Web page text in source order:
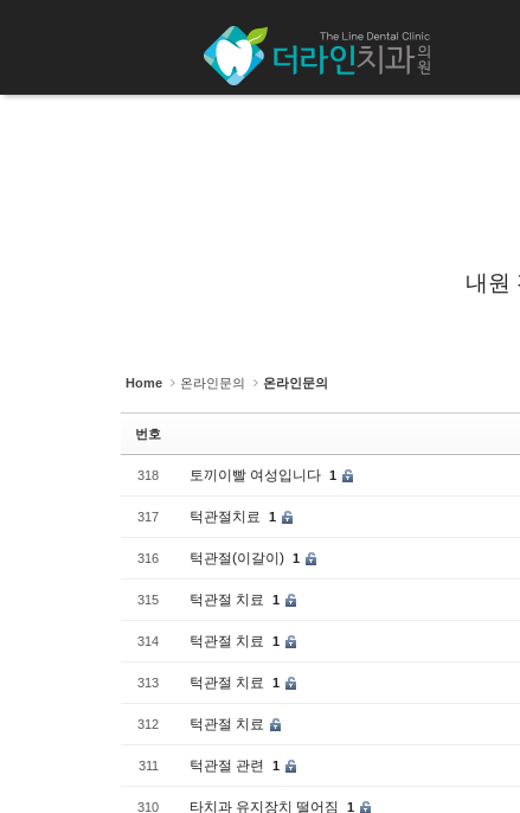
내원
Home 온라인문의 온라인문의
번호
318 토끼이빨 여성입니다 1
317 턱관절치료 1
316 턱관절(이갈이) 1
315 턱관절 치료 1
314 턱관절 치료 1
313 턱관절 치료 1
312 턱관절 치료
311 턱관절 관련 1
310 타치과 유지장치 떨어짐 1